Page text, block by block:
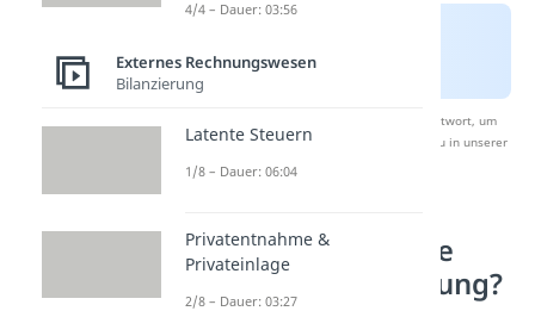
Nach Beantwortung speichern wir deine Antwort, um
Studyflix zu verbessern. Mehr dazu erfährst du in unserer
Datenschutzerklärung
Wie funktioniert die
doppelte Buchführung?
4/4 – Dauer: 03:56
Externes Rechnungswesen
Bilanzierung
Latente Steuern
1/8 – Dauer: 06:04
Privatentnahme &
Privateinlage
2/8 – Dauer: 03:27